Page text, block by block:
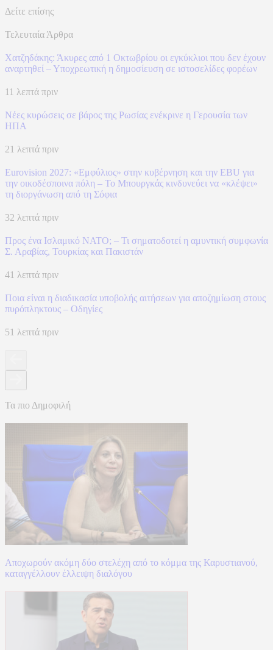
Δείτε επίσης
Τελευταία Άρθρα
Χατζηδάκης: Άκυρες από 1 Οκτωβρίου οι εγκύκλιοι που δεν έχουν
αναρτηθεί – Υποχρεωτική η δημοσίευση σε ιστοσελίδες φορέων
11 λεπτά πριν
Νέες κυρώσεις σε βάρος της Ρωσίας ενέκρινε η Γερουσία των
ΗΠΑ
21 λεπτά πριν
Eurovision 2027: «Εμφύλιος» στην κυβέρνηση και την EBU για
την οικοδέσποινα πόλη – Το Μπουργκάς κινδυνεύει να «κλέψει»
τη διοργάνωση από τη Σόφια
32 λεπτά πριν
Προς ένα Ισλαμικό ΝΑΤΟ; – Τι σηματοδοτεί η αμυντική συμφωνία
Σ. Αραβίας, Τουρκίας και Πακιστάν
41 λεπτά πριν
Ποια είναι η διαδικασία υποβολής αιτήσεων για αποζημίωση στους
πυρόπληκτους – Οδηγίες
51 λεπτά πριν
Τα πιο Δημοφιλή
Αποχωρούν ακόμη δύο στελέχη από το κόμμα της Καρυστιανού,
καταγγέλλουν έλλειψη διαλόγου